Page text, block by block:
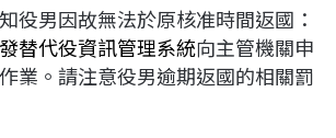
役男因故無法於原核准時間返國：
替代役資訊管理系統向主管機關申
業。請注意役男逾期返國的相關罰